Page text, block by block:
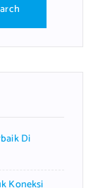
Di
Koneksi